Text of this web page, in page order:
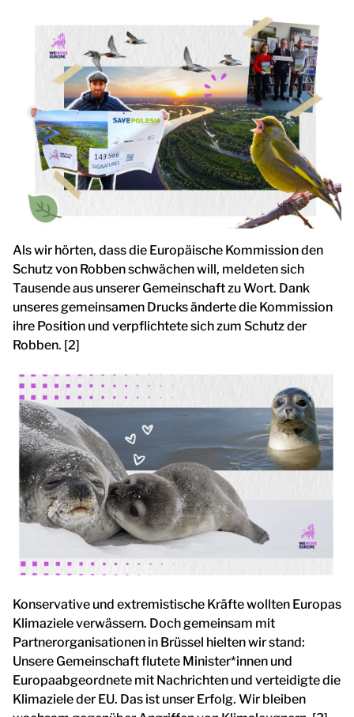
Als wir hörten, dass die Europäische Kommission den
Schutz von Robben schwächen will, meldeten sich
Tausende aus unserer Gemeinschaft zu Wort. Dank
unseres gemeinsamen Drucks änderte die Kommission
ihre Position und verpflichtete sich zum Schutz der
Robben. [2]
Konservative und extremistische Kräfte wollten Europas
Klimaziele verwässern. Doch gemeinsam mit
Partnerorganisationen in Brüssel hielten wir stand:
Unsere Gemeinschaft flutete Minister*innen und
Europaabgeordnete mit Nachrichten und verteidigte die
Klimaziele der EU. Das ist unser Erfolg. Wir bleiben